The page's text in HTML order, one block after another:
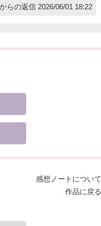
らの返信 2026/06/01 18:22
感想ノートについて
作品に戻る